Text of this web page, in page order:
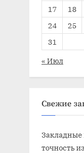
17
18
24
25
31
« Июл
Свежие
Закладные
точность